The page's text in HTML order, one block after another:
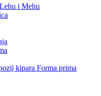
i Mehu
kipara Forma prima